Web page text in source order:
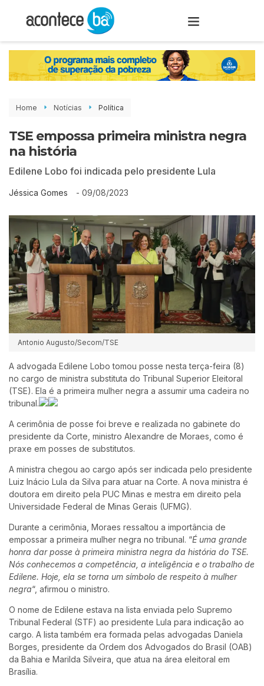
Home Notícias Política
TSE empossa primeira ministra negra
na história
Edilene Lobo foi indicada pelo presidente Lula
Jéssica Gomes - 09/08/2023
Antonio Augusto/Secom/TSE
A advogada Edilene Lobo tomou posse nesta terça-feira (8)
no cargo de ministra substituta do Tribunal Superior Eleitoral
(TSE). Ela é a primeira mulher negra a assumir uma cadeira no
tribunal.
A cerimônia de posse foi breve e realizada no gabinete do
presidente da Corte, ministro Alexandre de Moraes, como é
praxe em posses de substitutos.
A ministra chegou ao cargo após ser indicada pelo presidente
Luiz Inácio Lula da Silva para atuar na Corte. A nova ministra é
doutora em direito pela PUC Minas e mestra em direito pela
Universidade Federal de Minas Gerais (UFMG).
Durante a cerimônia, Moraes ressaltou a importância de
empossar a primeira mulher negra no tribunal. “É uma grande
honra dar posse à primeira ministra negra da história do TSE.
Nós conhecemos a competência, a inteligência e o trabalho de
Edilene. Hoje, ela se torna um símbolo de respeito à mulher
negra“, afirmou o ministro.
O nome de Edilene estava na lista enviada pelo Supremo
Tribunal Federal (STF) ao presidente Lula para indicação ao
cargo. A lista também era formada pelas advogadas Daniela
Borges, presidente da Ordem dos Advogados do Brasil (OAB)
da Bahia e Marilda Silveira, que atua na área eleitoral em
Brasília.